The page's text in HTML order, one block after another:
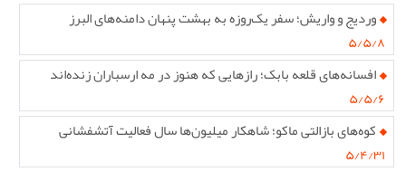
وردیج و واریش؛ سفر یک‌روزه به بهشت پنهان دامنه‌های البرز
۵/۵/۸
افسانه‌های قلعه بابک؛ رازهایی که هنوز در مه ارسباران زنده‌اند
۵/۵/۶
کوه‌های بازالتی ماکو؛ شاهکار میلیون‌ها سال فعالیت آتشفشانی
۵/۴/۳۱